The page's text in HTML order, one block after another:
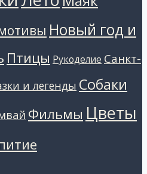
Новый год и
Птицы Рукоделие Санкт-
и легенды Собаки
Фильмы Цветы